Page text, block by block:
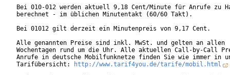
Bei 010-012 werden aktuell 9,18 Cent/Minute für Anrufe zu
berechnet - im üblichen Minutentakt (60/60 Takt).
Bei 01012 gilt derzeit ein Minutenpreis von 9,17 Cent.
Alle genannten Preise sind inkl. MwSt. und gelten an allen
Wochentagen rund um die Uhr. Alle aktuellen Call-by-Call
Anrufe in deutsche Mobilfunknetze finden Sie wie immer in
Tarifübersicht:
http://www.tarif4you.de/tarife/mobil.html